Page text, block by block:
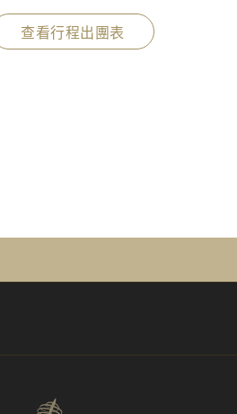
查看行程出團表